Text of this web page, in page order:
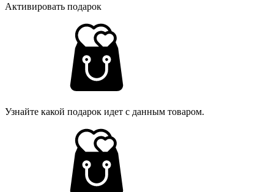
Активировать подарок
Узнайте какой подарок идет с данным товаром.